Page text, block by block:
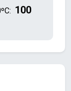
100